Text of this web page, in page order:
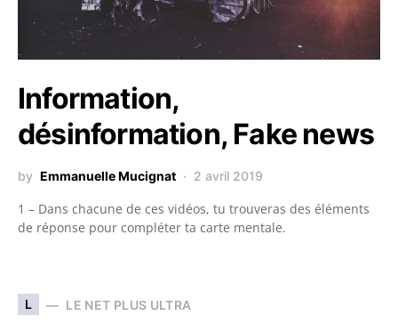
Information,
désinformation, Fake news
by Emmanuelle Mucignat 2 avril 2019
1 – Dans chacune de ces vidéos, tu trouveras des éléments
de réponse pour compléter ta carte mentale.
L LE NET PLUS ULTRA